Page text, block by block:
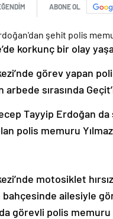
ABONE OL
korkunç bir olay
görev yapan
arbede sırasında
Tayyip Erdoğan da
polis memuru
motosiklet
ailesiyle
görevli polis